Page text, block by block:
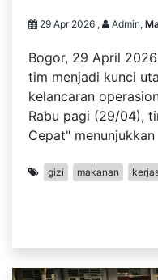
29 Apr 2026 , Admin,
Bogor, 29 April
tim menjadi kunci
kelancaran
Rabu pagi (29/04),
Cepat" menunjukkan
gizi makanan